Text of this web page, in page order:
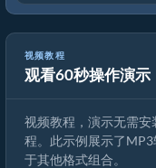
视频教程
观看60秒操作演示
如何转换媒体文件
视频教程，演示无需
程。此示例展示了
于其他格式组合。